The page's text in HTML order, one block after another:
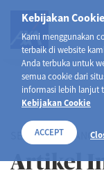
Kebijakan Cookie
Kami menggunakan
terbaik di website
Anda terbuka untuk
semua cookie dari
informasi lebih lanjut
Kebijakan Cookie
ACCEPT
SELAMAT DATANG
Artikel